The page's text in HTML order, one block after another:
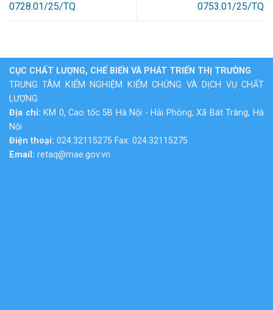
0728.01/25/TQ
0753.01/25/TQ
CỤC CHẤT LƯỢNG, CHẾ BIẾN VÀ PHÁT TRIỂN THỊ TRƯỜNG
TRUNG TÂM KIỂM NGHIỆM KIỂM CHỨNG VÀ DỊCH VỤ CHẤT
LƯỢNG
Địa chỉ: KM 0, Cao tốc 5B Hà Nội - Hải Phòng, Xã Bát Tràng, Hà
Nội
Điện thoại: 024.32115275 Fax: 024.32115275
Email: retaq@mae.gov.vn